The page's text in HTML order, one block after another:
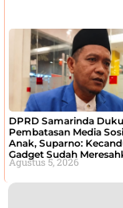
DPRD Samarinda
Pembatasan Media
Anak, Suparno:
Gadget Sudah
Agustus 5, 2026